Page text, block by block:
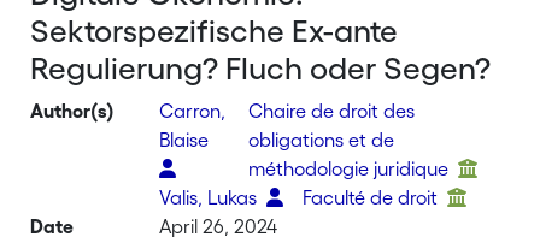
Sektorspezifische Ex-ante
Regulierung? Fluch oder Segen?
Author(s)
Carron,
Blaise
Chaire de droit des
obligations et de
méthodologie juridique
Valis, Lukas
Faculté de droit
Date
April 26, 2024